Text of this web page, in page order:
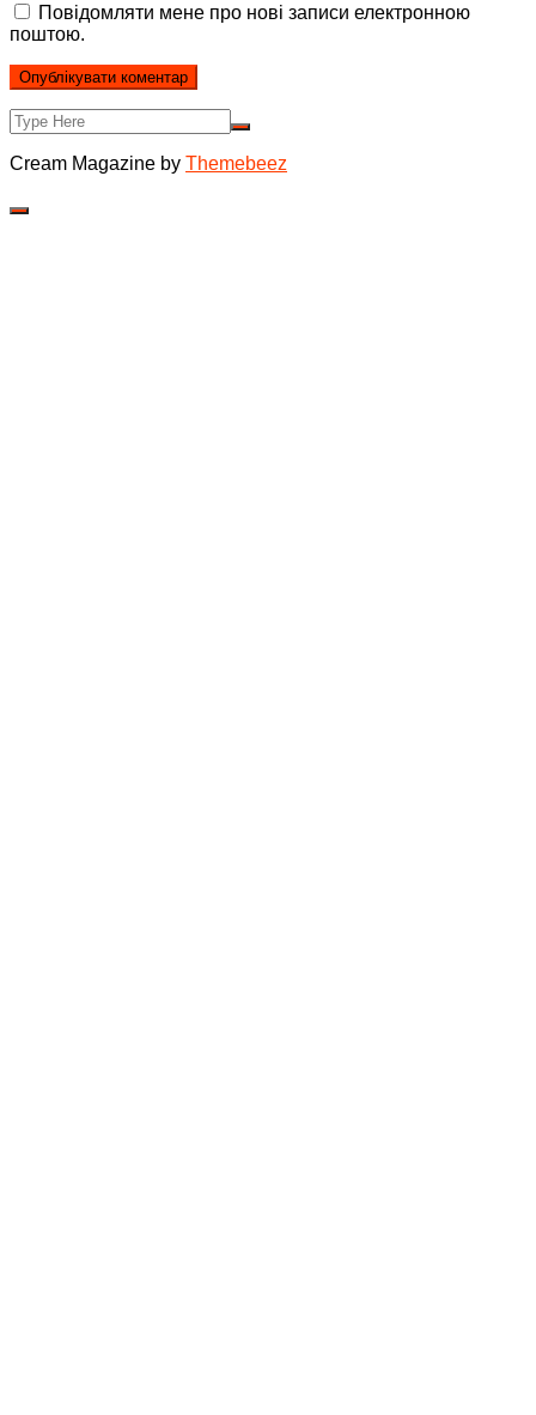
Повідомляти мене про нові записи електронною
поштою.
Cream Magazine by Themebeez